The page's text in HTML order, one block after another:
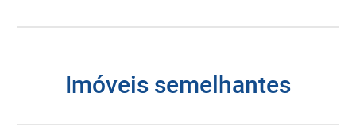
imóveis semelhantes